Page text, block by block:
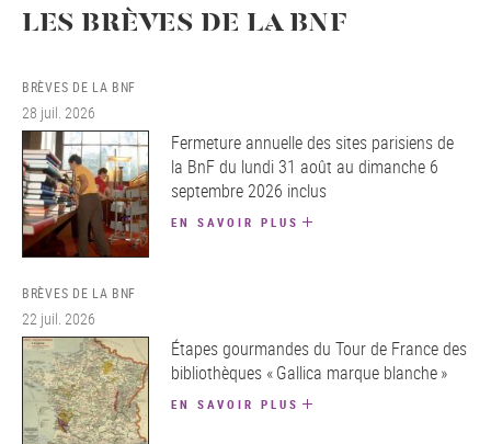
LES BRÈVES DE LA BNF
BRÈVES DE LA BNF
28 juil. 2026
Fermeture annuelle des sites parisiens de
la BnF du lundi 31 août au dimanche 6
septembre 2026 inclus
EN SAVOIR PLUS
BRÈVES DE LA BNF
22 juil. 2026
Étapes gourmandes du Tour de France des
bibliothèques « Gallica marque blanche »
EN SAVOIR PLUS